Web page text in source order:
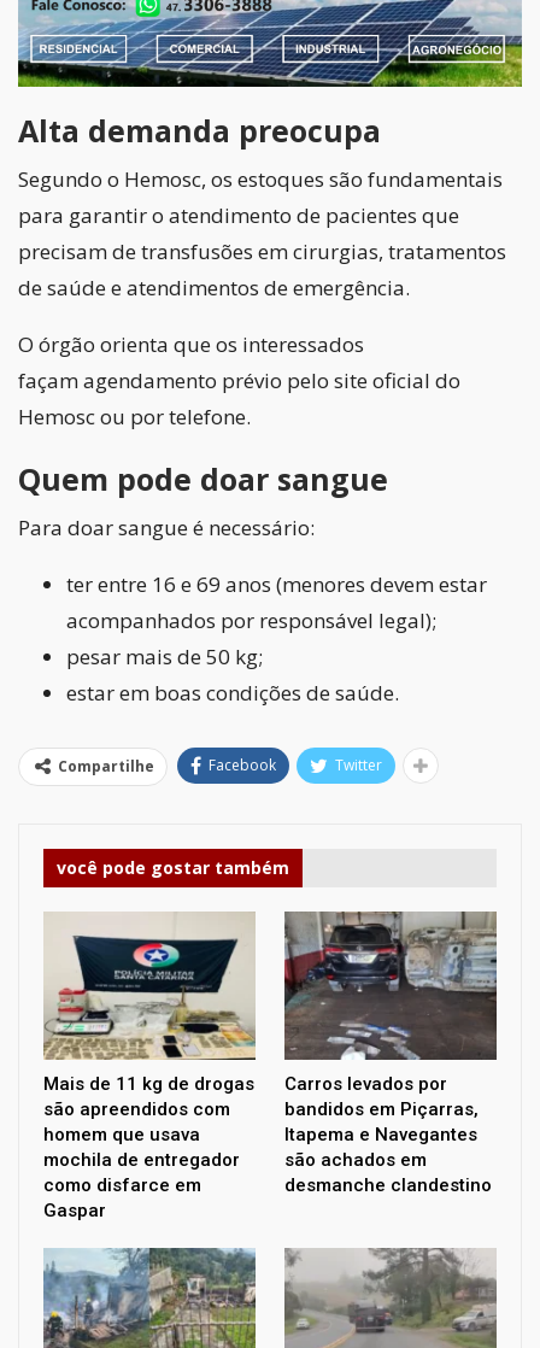
Alta demanda preocupa
Segundo o Hemosc, os estoques são fundamentais
para garantir o atendimento de pacientes que
precisam de transfusões em cirurgias, tratamentos
de saúde e atendimentos de emergência.
O órgão orienta que os interessados
façam agendamento prévio pelo site oficial do
Hemosc ou por telefone.
Quem pode doar sangue
Para doar sangue é necessário:
ter entre 16 e 69 anos (menores devem estar
acompanhados por responsável legal);
pesar mais de 50 kg;
estar em boas condições de saúde.
Compartilhe Facebook Twitter
você pode gostar também
Mais de 11 kg de drogas
são apreendidos com
homem que usava
mochila de entregador
como disfarce em
Gaspar
Carros levados por
bandidos em Piçarras,
Itapema e Navegantes
são achados em
desmanche clandestino